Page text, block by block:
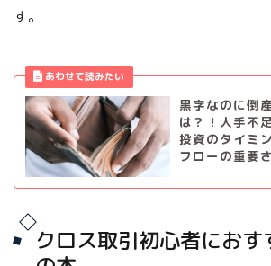
す。
黒字なのに倒
は？！人手不
投資のタイミ
フローの重要
クロス取引初心者にお